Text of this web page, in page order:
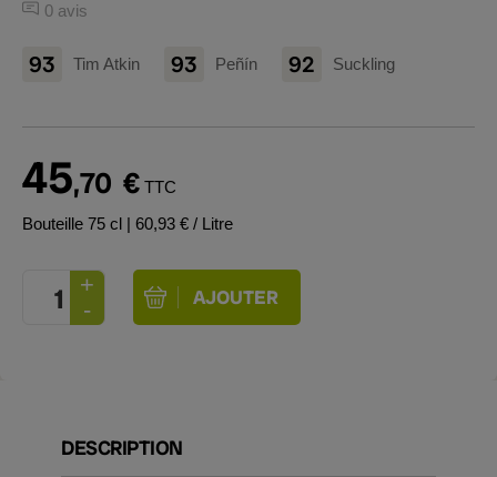
0 avis
93 Tim Atkin 93 Peñín 92 Suckling
45,70 € TTC
Bouteille 75 cl | 60,93 € / Litre
DESCRIPTION